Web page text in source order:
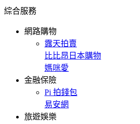
綜合服務
網路購物
露天拍賣
比比昂日本購物
媽咪愛
金融保險
Pi 拍錢包
易安網
旅遊娛樂